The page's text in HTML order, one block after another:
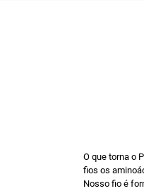
O que torna o
fios os
Nosso fio é